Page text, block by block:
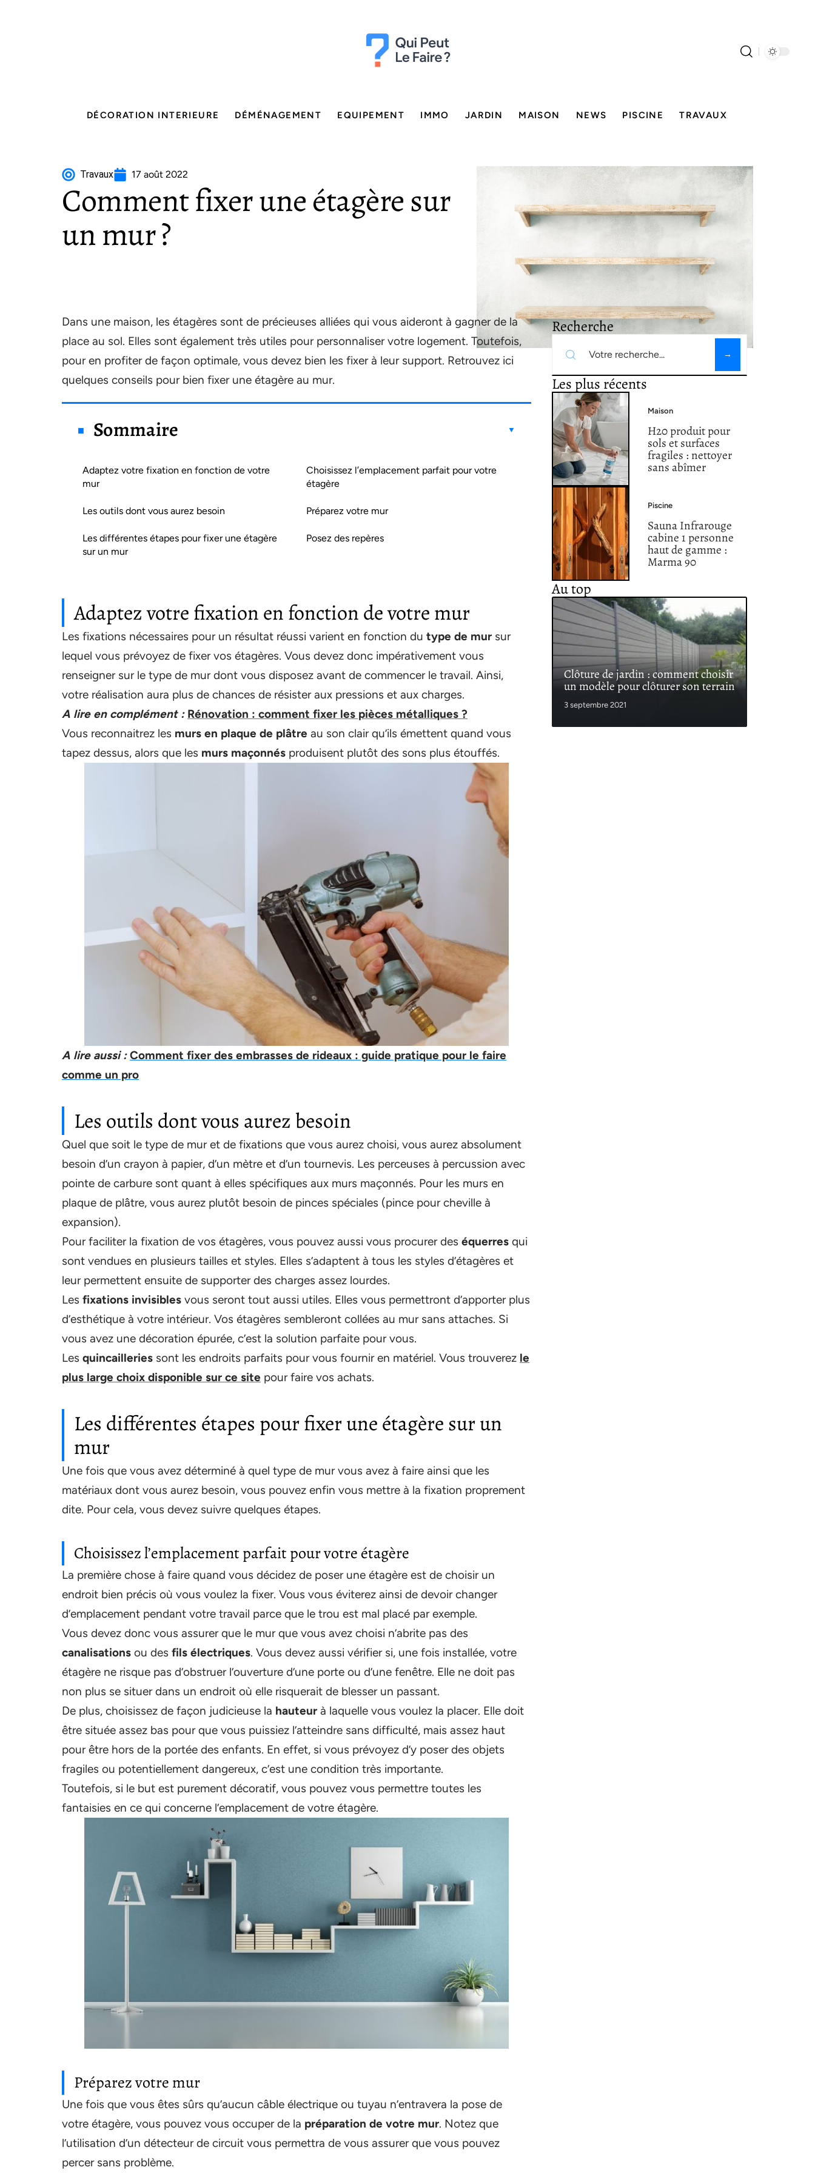
DÉCORATION INTERIEURE DÉMÉNAGEMENT EQUIPEMENT IMMO JARDIN MAISON NEWS PISCINE TRAVAUX
Travaux 17 août 2022
Comment fixer une étagère sur
un mur ?
Dans une maison, les étagères sont de précieuses alliées qui vous aideront à gagner de la
place au sol. Elles sont également très utiles pour personnaliser votre logement. Toutefois,
pour en profiter de façon optimale, vous devez bien les fixer à leur support. Retrouvez ici
quelques conseils pour bien fixer une étagère au mur.
Sommaire
Adaptez votre fixation en fonction de votre
mur
Les outils dont vous aurez besoin
Les différentes étapes pour fixer une étagère
sur un mur
Choisissez l’emplacement parfait pour votre
étagère
Préparez votre mur
Posez des repères
Adaptez votre fixation en fonction de votre mur
Les fixations nécessaires pour un résultat réussi varient en fonction du type de mur sur
lequel vous prévoyez de fixer vos étagères. Vous devez donc impérativement vous
renseigner sur le type de mur dont vous disposez avant de commencer le travail. Ainsi,
votre réalisation aura plus de chances de résister aux pressions et aux charges.
A lire en complément : Rénovation : comment fixer les pièces métalliques ?
Vous reconnaitrez les murs en plaque de plâtre au son clair qu’ils émettent quand vous
tapez dessus, alors que les murs maçonnés produisent plutôt des sons plus étouffés.
A lire aussi : Comment fixer des embrasses de rideaux : guide pratique pour le faire
comme un pro
Les outils dont vous aurez besoin
Quel que soit le type de mur et de fixations que vous aurez choisi, vous aurez absolument
besoin d’un crayon à papier, d’un mètre et d’un tournevis. Les perceuses à percussion avec
pointe de carbure sont quant à elles spécifiques aux murs maçonnés. Pour les murs en
plaque de plâtre, vous aurez plutôt besoin de pinces spéciales (pince pour cheville à
expansion).
Pour faciliter la fixation de vos étagères, vous pouvez aussi vous procurer des équerres qui
sont vendues en plusieurs tailles et styles. Elles s’adaptent à tous les styles d’étagères et
leur permettent ensuite de supporter des charges assez lourdes.
Les fixations invisibles vous seront tout aussi utiles. Elles vous permettront d’apporter plus
d’esthétique à votre intérieur. Vos étagères sembleront collées au mur sans attaches. Si
vous avez une décoration épurée, c’est la solution parfaite pour vous.
Les quincailleries sont les endroits parfaits pour vous fournir en matériel. Vous trouverez le
plus large choix disponible sur ce site pour faire vos achats.
Les différentes étapes pour fixer une étagère sur un
mur
Une fois que vous avez déterminé à quel type de mur vous avez à faire ainsi que les
matériaux dont vous aurez besoin, vous pouvez enfin vous mettre à la fixation proprement
dite. Pour cela, vous devez suivre quelques étapes.
Choisissez l’emplacement parfait pour votre étagère
La première chose à faire quand vous décidez de poser une étagère est de choisir un
endroit bien précis où vous voulez la fixer. Vous vous éviterez ainsi de devoir changer
d’emplacement pendant votre travail parce que le trou est mal placé par exemple.
Vous devez donc vous assurer que le mur que vous avez choisi n’abrite pas des
canalisations ou des fils électriques. Vous devez aussi vérifier si, une fois installée, votre
étagère ne risque pas d’obstruer l’ouverture d’une porte ou d’une fenêtre. Elle ne doit pas
non plus se situer dans un endroit où elle risquerait de blesser un passant.
De plus, choisissez de façon judicieuse la hauteur à laquelle vous voulez la placer. Elle doit
être située assez bas pour que vous puissiez l’atteindre sans difficulté, mais assez haut
pour être hors de la portée des enfants. En effet, si vous prévoyez d’y poser des objets
fragiles ou potentiellement dangereux, c’est une condition très importante.
Toutefois, si le but est purement décoratif, vous pouvez vous permettre toutes les
fantaisies en ce qui concerne l’emplacement de votre étagère.
Préparez votre mur
Une fois que vous êtes sûrs qu’aucun câble électrique ou tuyau n’entravera la pose de
votre étagère, vous pouvez vous occuper de la préparation de votre mur. Notez que
l’utilisation d’un détecteur de circuit vous permettra de vous assurer que vous pouvez
percer sans problème.
Recherche
Les plus récents
Maison
H20 produit pour
sols et surfaces
fragiles : nettoyer
sans abîmer
Piscine
Sauna Infrarouge
cabine 1 personne
haut de gamme :
Marma 90
Au top
Clôture de jardin : comment choisir
un modèle pour clôturer son terrain
3 septembre 2021